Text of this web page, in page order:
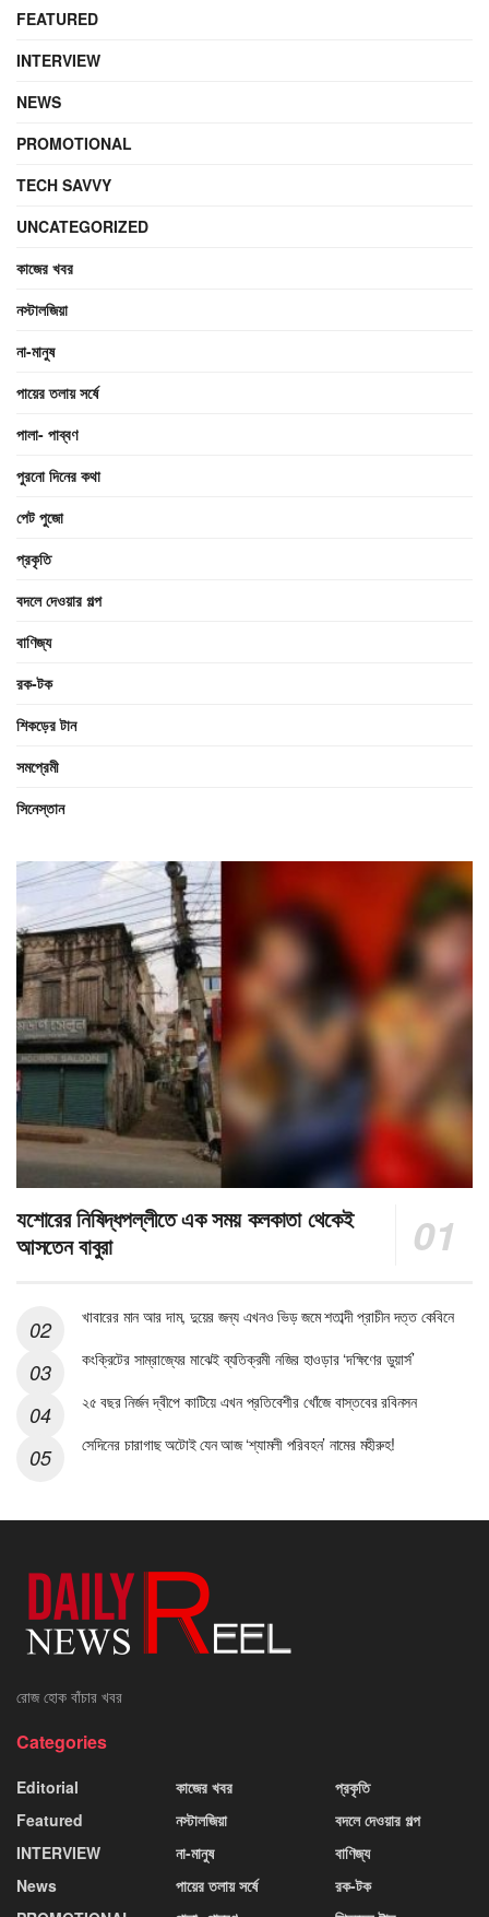
FEATURED
INTERVIEW
NEWS
PROMOTIONAL
TECH SAVVY
UNCATEGORIZED
কাজের খবর
নস্টালজিয়া
না-মানুষ
পায়ের তলায় সর্ষে
পালা- পাব্বণ
পুরনো দিনের কথা
পেট পুজো
প্রকৃতি
বদলে দেওয়ার গল্প
বাণিজ্য
রক-টক
শিকড়ের টান
সমপ্রেমী
সিনেস্তান
যশোরের নিষিদ্ধপল্লীতে এক সময় কলকাতা থেকেই
আসতেন বাবুরা
খাবারের মান আর দাম, দুয়ের জন্য এখনও ভিড় জমে শতাব্দী প্রাচীন দত্ত কেবিনে
কংক্রিটের সাম্রাজ্যের মাঝেই ব্যতিক্রমী নজির হাওড়ার ‘দক্ষিণের ডুয়ার্স’
২৫ বছর নির্জন দ্বীপে কাটিয়ে এখন প্রতিবেশীর খোঁজে বাস্তবের রবিনসন
সেদিনের চারাগাছ অটোই যেন আজ ‘শ্যামলী পরিবহন’ নামের মহীরুহ!
রোজ হোক বাঁচার খবর
Categories
Editorial
Featured
INTERVIEW
News
কাজের খবর
নস্টালজিয়া
না-মানুষ
পায়ের তলায় সর্ষে
প্রকৃতি
বদলে দেওয়ার গল্প
বাণিজ্য
রক-টক